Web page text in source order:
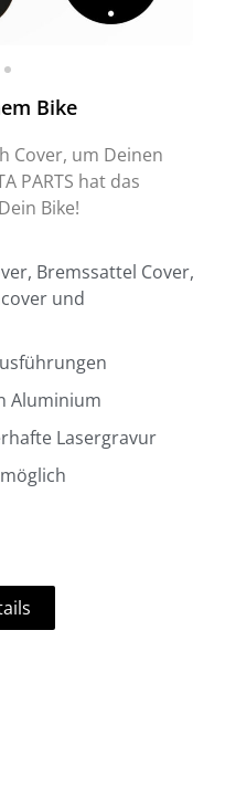
Bike
Cover, um Deinen
PARTS hat das
Bike!
Bremssattel Cover,
und
Aluminium
Lasergravur